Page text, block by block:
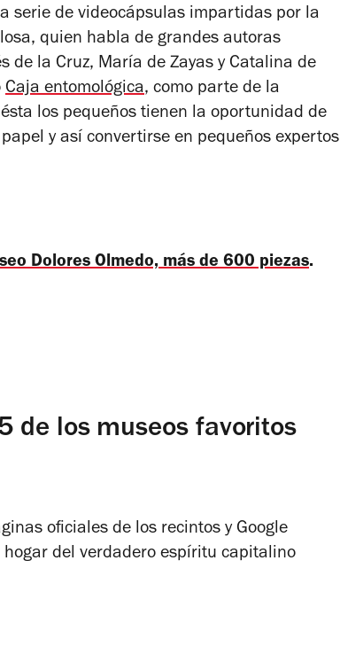
serie de videocápsulas impartidas por la
quien habla de grandes autoras
de la Cruz, María de Zayas y Catalina de
Caja entomológica, como parte de la
los pequeños tienen la oportunidad de
y así convertirse en pequeños expertos
Dolores Olmedo, más de 600 piezas.
de los museos favoritos
oficiales de los recintos y Google
del verdadero espíritu capitalino